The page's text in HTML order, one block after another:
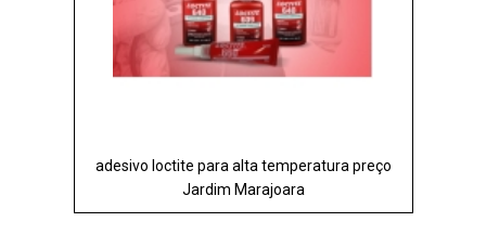
adesivo loctite para alta temperatura preço
Jardim Marajoara